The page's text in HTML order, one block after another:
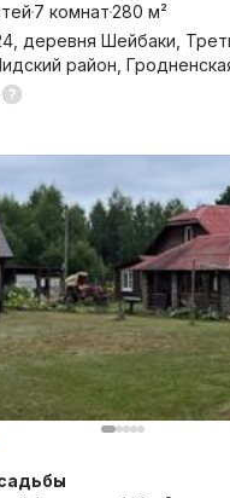
7 комнат280 м²
деревня Шейбаки,
район,